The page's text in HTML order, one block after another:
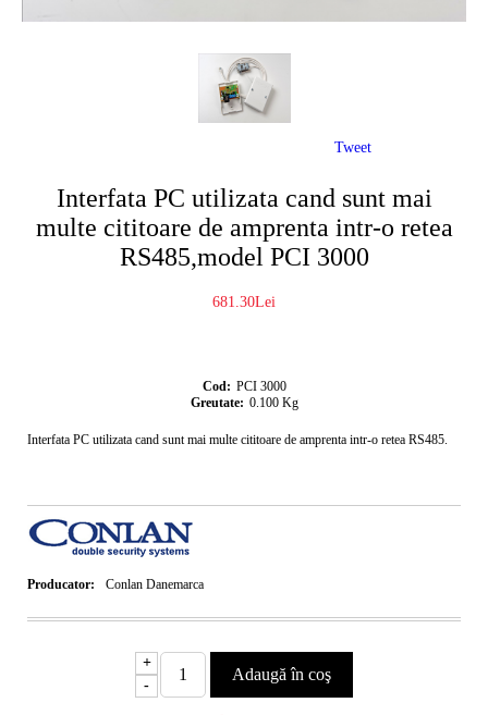
Interfata PC utilizata cand sunt mai
multe cititoare de amprenta intr-o retea
RS485,model PCI 3000
681.30Lei
Cod: PCI 3000
Greutate: 0.100 Kg
Interfata PC utilizata cand sunt mai multe cititoare de amprenta intr-o retea RS485.
Producator: Conlan Danemarca
+
-
Tweet